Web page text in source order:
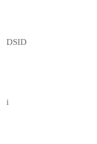
DSID
i